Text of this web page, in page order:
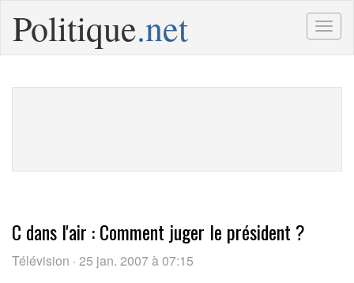
Politique.net
C dans l'air : Comment juger le président ?
Télévision · 25 jan. 2007 à 07:15